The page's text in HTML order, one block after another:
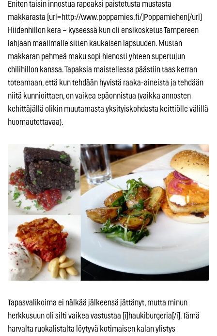
Eniten taisin innostua rapeaksi paistetusta mustasta
makkarasta [url=http://www.poppamies.fi/]Poppamiehen[/url]
Hiidenhillon kera – kyseessä kun oli ensikosketus Tampereen
lahjaan maailmalle sitten kaukaisen lapsuuden. Mustan
makkaran pehmeä maku sopi hienosti yhteen supertujun
chilihillon kanssa. Tapaksia maistellessa päästiin taas kerran
toteamaan, että kun tehdään hyvistä raaka-aineista ja tehdään
niitä kunnioittaen, on vaikea epäonnistua (vaikka annosten
kehittäjällä olikin muutamasta yksityiskohdasta keittiölle välillä
huomautettavaa).
Tapasvalikoima ei nälkää jälkeensä jättänyt, mutta minun
herkkusuun oli silti vaikea vastustaa [i]haukiburgeria[/i]. Tämä
harvalta ruokalistalta löytyvä kotimaisen kalan ylistys